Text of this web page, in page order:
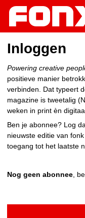
Inloggen
Powering creative
positieve manier
verbinden. Dat typeert
magazine is tweetalig
weken in print èn
Ben je abonnee? Log
nieuwste editie van
toegang tot het laatste
Nog geen abonnee ,